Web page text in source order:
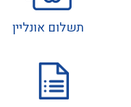
תשלום אונליין